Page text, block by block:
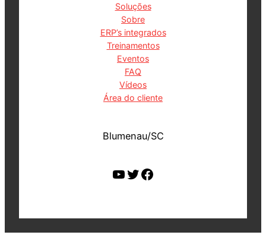
Soluções
Sobre
ERP’s integrados
Treinamentos
Eventos
FAQ
Vídeos
Área do cliente
Blumenau/SC
Youtube Twitter Facebook